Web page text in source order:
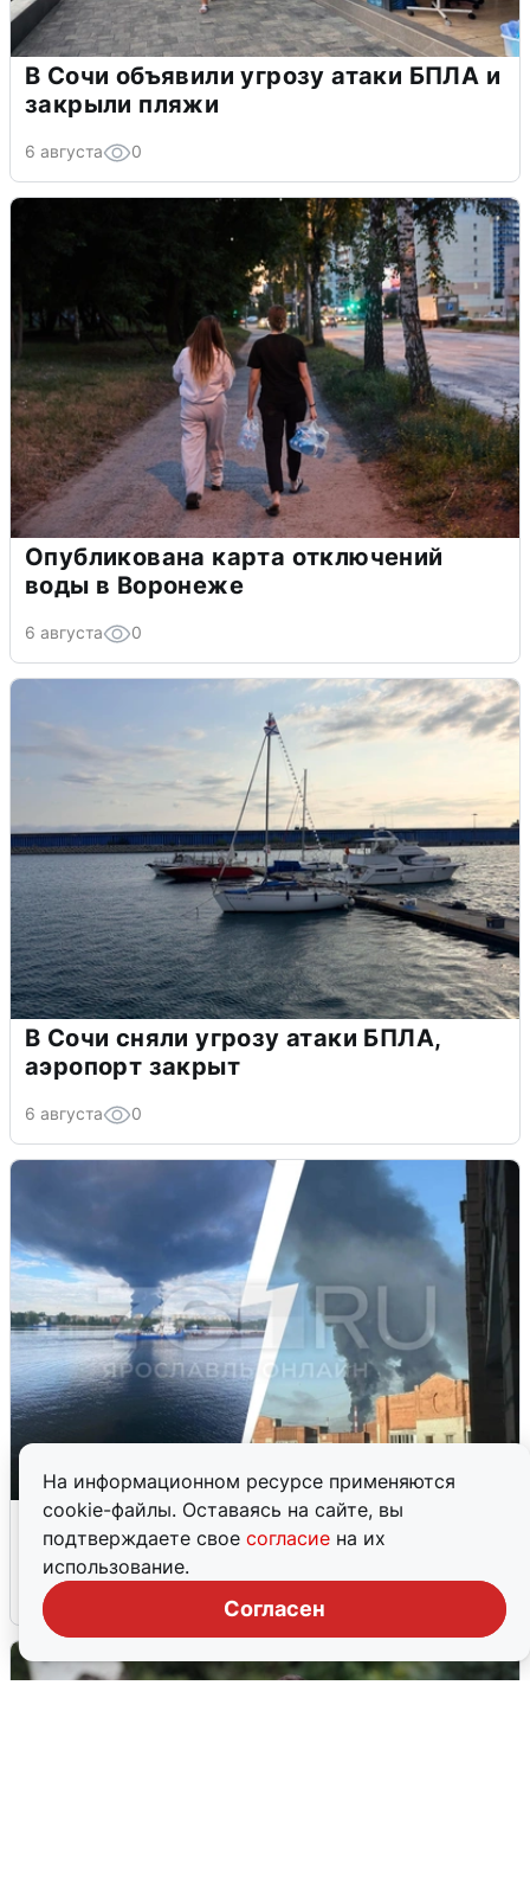
На информационном ресурсе применяются
cookie-файлы. Оставаясь на сайте, вы
подтверждаете свое согласие на их
использование.
Согласен
В Сочи объявили угрозу атаки БПЛА и
закрыли пляжи
6 августа 0
Опубликована карта отключений
воды в Воронеже
6 августа 0
В Сочи сняли угрозу атаки БПЛА,
аэропорт закрыт
6 августа 0
Ночная атака БПЛА на Ярославль:
попадания и последствия
6 августа